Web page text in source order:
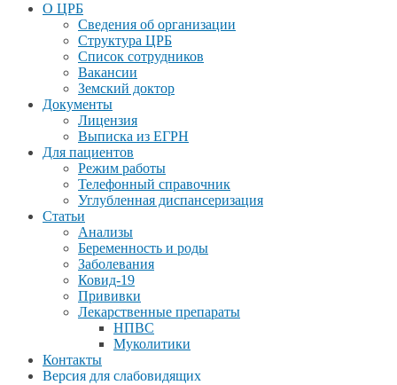
О ЦРБ
Сведения об организации
Структура ЦРБ
Список сотрудников
Вакансии
Земский доктор
Документы
Лицензия
Выписка из ЕГРН
Для пациентов
Режим работы
Телефонный справочник
Углубленная диспансеризация
Статьи
Анализы
Беременность и роды
Заболевания
Ковид-19
Прививки
Лекарственные препараты
НПВС
Муколитики
Контакты
Версия для слабовидящих